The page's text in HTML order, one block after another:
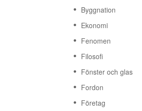
Byggnation
Ekonomi
Fenomen
Filosofi
Fönster och glas
Fordon
Företag